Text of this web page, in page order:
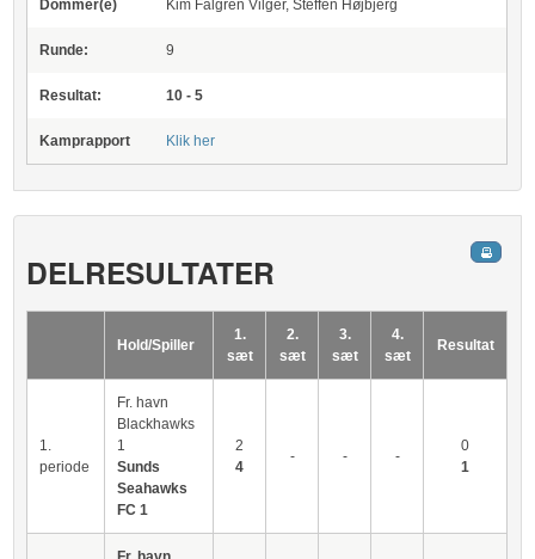
Dommer(e) Kim Falgren Vilger, Steffen Højbjerg
Runde: 9
Resultat: 10 - 5
Kamprapport Klik her
DELRESULTATER
Hold/Spiller
1.
sæt
2.
sæt
3.
sæt
4.
sæt
Resultat
1.
periode
Fr. havn
Blackhawks
1
Sunds
Seahawks
FC 1
2
4
- - -
0
1